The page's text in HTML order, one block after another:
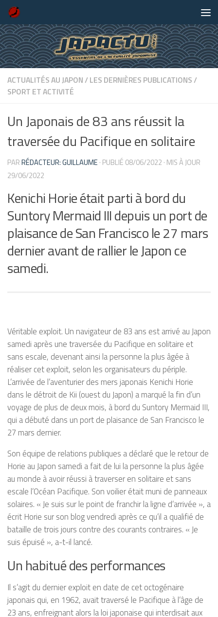
Skip to content
ACTUALITÉS AU JAPON/LES DERNIÈRES PUBLICATIONS/
SPORT ET ACTIVITÉ
Un Japonais de 83 ans réussit la
traversée du Pacifique en solitaire
PARRÉDACTEUR: GUILLAUME · PUBLIÉ 08/06/2022 · MIS À JOUR
29/06/2022
Kenichi Horie était parti à bord du
Suntory Mermaid III depuis un port de
plaisance de San Francisco le 27 mars
dernier avant de rallier le Japon ce
samedi.
Véritable exploit. Un navigateur de 83 ans est arrivé au Japon
samedi après une traversée du Pacifique en solitaire et
sans escale, devenant ainsi la personne la plus âgée à
réaliser cet exploit, selon les organisateurs du périple.
L’arrivée de l’aventurier des mers japonais Kenichi Horie
dans le détroit de Kii (ouest du Japon) a marqué la fin d’un
voyage de plus de deux mois, à bord du Suntory Mermaid III,
qui a débuté dans un port de plaisance de San Francisco le
27 mars dernier.
Son équipe de relations publiques a déclaré que le retour de
Horie au Japon samedi a fait de lui la personne la plus âgée
au monde à avoir réussi à traverser en solitaire et sans
escale l’Océan Pacifique. Son voilier était muni de panneaux
solaires. « Je suis sur le point de franchir la ligne d’arrivée », a
écrit Horie sur son blog vendredi après ce qu’il a qualifié de
bataille de trois jours contre des courants contraires. « Je
suis épuisé », a-t-il lancé.
Un habitué des performances
Il s’agit du dernier exploit en date de cet octogénaire
japonais qui, en 1962, avait traversé le Pacifique à l’âge de
23 ans, enfreignant alors la loi japonaise qui interdisait aux